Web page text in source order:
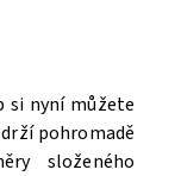
si nyní můžete
pohromadě
složeného